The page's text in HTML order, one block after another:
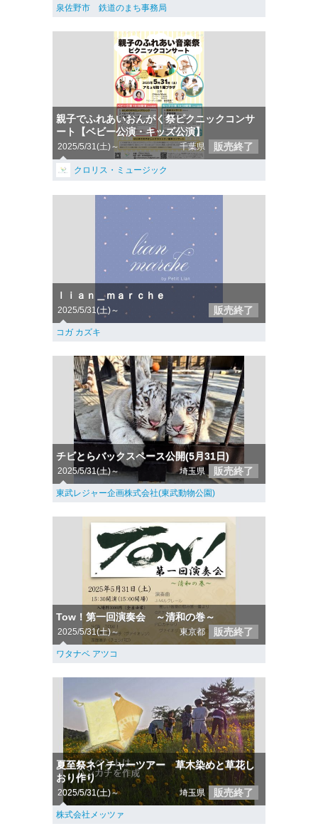
泉佐野市 鉄道のまち事務局
親子でふれあいおんがく祭ピクニックコンサ
ート【ベビー公演・キッズ公演】
2025/5/31(土)～ 千葉県 販売終了
クロリス・ミュージック
ｌｉａｎ＿ｍａｒｃｈｅ
2025/5/31(土)～ 販売終了
コガ カズキ
チビとらバックスペース公開(5月31日)
2025/5/31(土)～ 埼玉県 販売終了
東武レジャー企画株式会社(東武動物公園)
Tow！第一回演奏会 ～清和の巻～
2025/5/31(土)～ 東京都 販売終了
ワタナベ アツコ
夏至祭ネイチャーツアー 草木染めと草花し
おり作り
2025/5/31(土)～ 埼玉県 販売終了
株式会社メッツァ